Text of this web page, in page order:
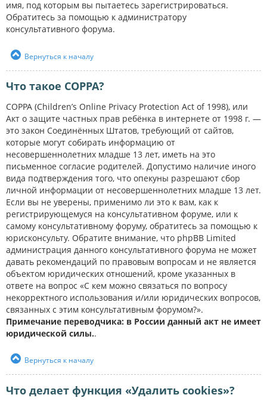
имя, под которым вы пытаетесь зарегистрироваться.
Обратитесь за помощью к администратору
консультативного форума.
Вернуться к началу
Что такое COPPA?
COPPA (Children’s Online Privacy Protection Act of 1998), или
Акт о защите частных прав ребёнка в интернете от 1998 г. —
это закон Соединённых Штатов, требующий от сайтов,
которые могут собирать информацию от
несовершеннолетних младше 13 лет, иметь на это
письменное согласие родителей. Допустимо наличие иного
вида подтверждения того, что опекуны разрешают сбор
личной информации от несовершеннолетних младше 13 лет.
Если вы не уверены, применимо ли это к вам, как к
регистрирующемуся на консультативном форуме, или к
самому консультативному форуму, обратитесь за помощью к
юрисконсульту. Обратите внимание, что phpBB Limited
администрация данного консультативного форума не может
давать рекомендаций по правовым вопросам и не является
объектом юридических отношений, кроме указанных в
ответе на вопрос «С кем можно связаться по вопросу
некорректного использования и/или юридических вопросов,
связанных с этим консультативным форумом?».
Примечание переводчика: в России данный акт не имеет
юридической силы..
Вернуться к началу
Что делает функция «Удалить cookies»?